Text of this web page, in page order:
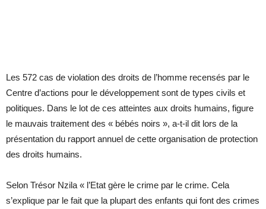
Les 572 cas de violation des droits de l’homme recensés par le
Centre d’actions pour le développement sont de types civils et
politiques. Dans le lot de ces atteintes aux droits humains, figure
le mauvais traitement des « bébés noirs », a-t-il dit lors de la
présentation du rapport annuel de cette organisation de protection
des droits humains.
Selon Trésor Nzila « l’Etat gère le crime par le crime. Cela
s’explique par le fait que la plupart des enfants qui font des crimes